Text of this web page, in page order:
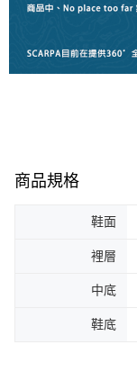
商品規格
鞋面
裡層
中底
鞋底